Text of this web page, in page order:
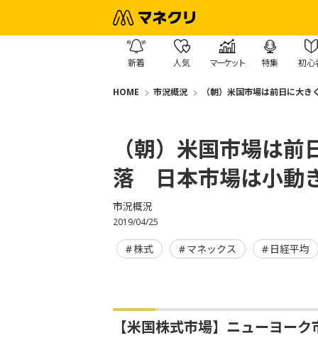
新着 人気 マーケット 特集 初心
HOME 市況概況 （朝）米国市場は前日に大
（朝）米国市場は
落 日本市場は小動
市況概況
2019/04/25
株式 マネックス 日経平均
【米国株式市場】ニューヨーク